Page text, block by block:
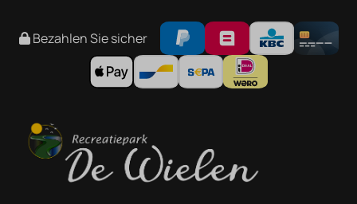
Bezahlen Sie sicher